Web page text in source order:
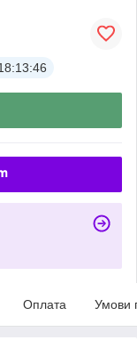
Оплата Умови